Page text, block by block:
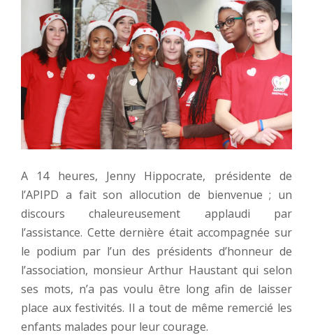
A 14 heures, Jenny Hippocrate, présidente de
l’APIPD a fait son allocution de bienvenue ; un
discours chaleureusement applaudi par
l’assistance. Cette dernière était accompagnée sur
le podium par l’un des présidents d’honneur de
l’association, monsieur Arthur Haustant qui selon
ses mots, n’a pas voulu être long afin de laisser
place aux festivités. Il a tout de même remercié les
enfants malades pour leur courage.